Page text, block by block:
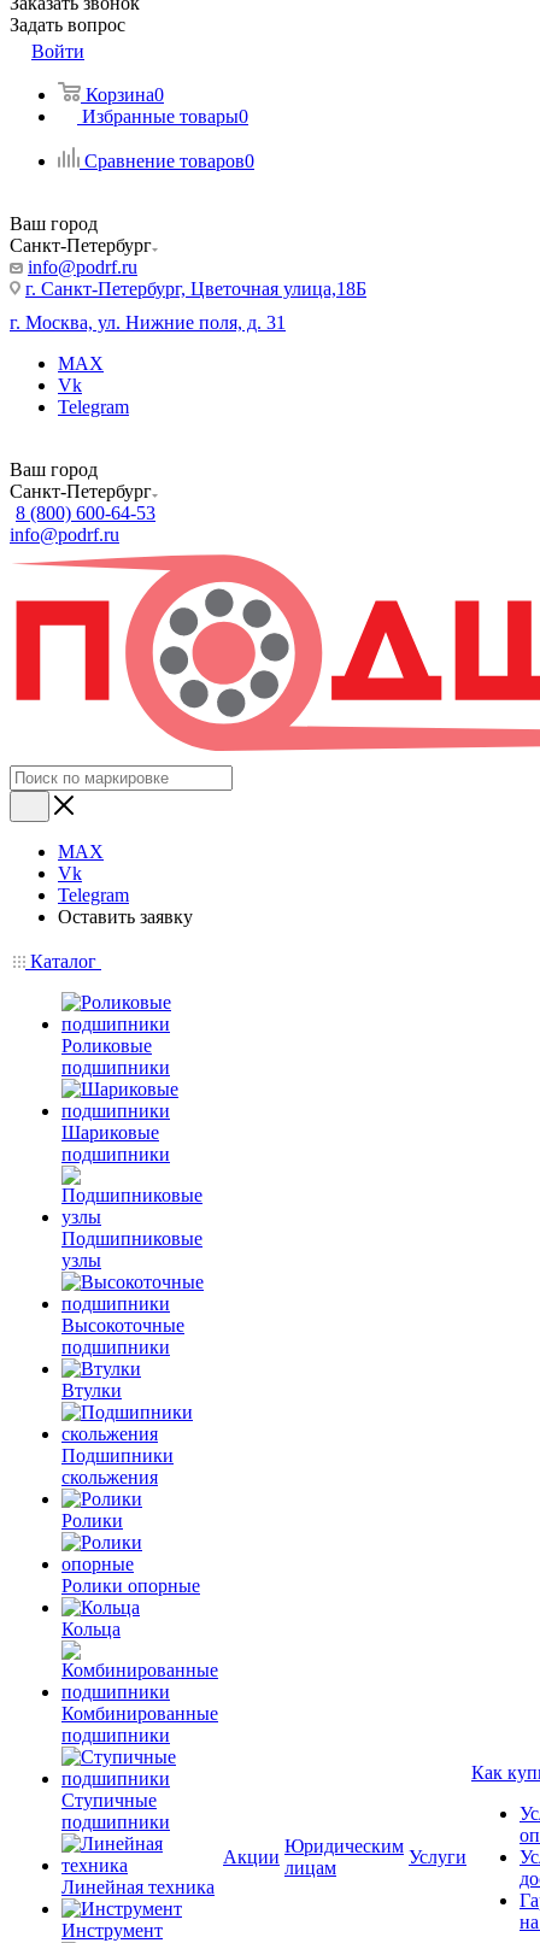
Задать вопрос
Войти
Корзина0
Избранные товары0
Сравнение товаров0
Ваш город
Санкт-Петербург
info@podrf.ru
г. Санкт-Петербург, Цветочная улица,18Б
г. Москва, ул. Нижние поля, д. 31
MAX
Vk
Telegram
Ваш город
Санкт-Петербург
8 (800) 600-64-53
info@podrf.ru
MAX
Vk
Telegram
Оставить заявку
Каталог
Роликовые
подшипники
Шариковые
подшипники
Подшипниковые
узлы
Высокоточные
подшипники
Втулки
Подшипники
скольжения
Ролики
Ролики опорные
Кольца
Комбинированные
подшипники
Ступичные
подшипники
Линейная техника
Инструмент
Акции
Юридическим
лицам
Услуги
Как